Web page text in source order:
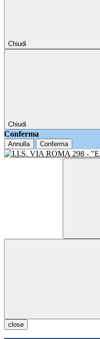
Chiudi
Chiudi
Conferma
Annulla Conferma
close